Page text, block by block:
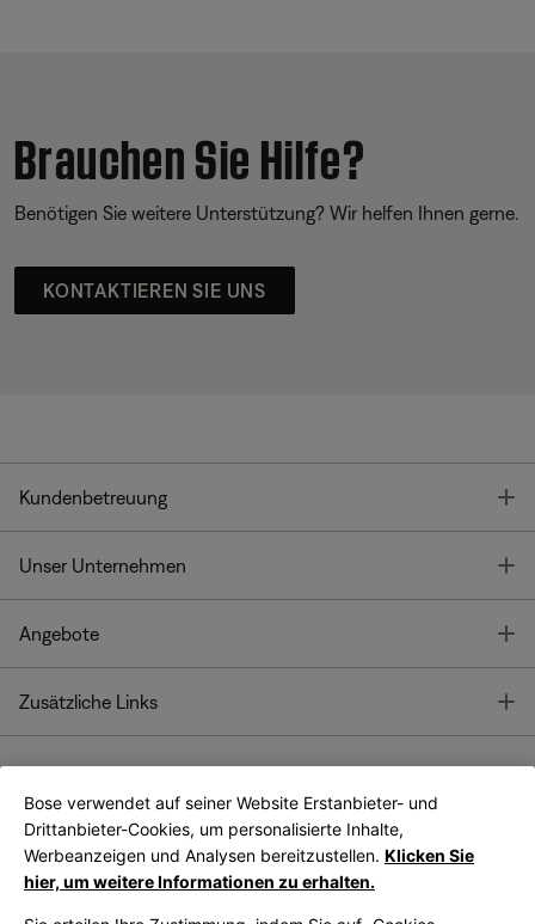
Brauchen Sie Hilfe?
Benötigen Sie weitere Unterstützung? Wir helfen Ihnen gerne.
KONTAKTIEREN SIE UNS
Kundenbetreuung
Unser Unternehmen
Angebote
Zusätzliche Links
Bose App
Bose Connect
App
Bose verwendet auf seiner Website Erstanbieter- und
Drittanbieter-Cookies, um personalisierte Inhalte,
Werbeanzeigen und Analysen bereitzustellen. Klicken Sie
hier, um weitere Informationen zu erhalten.